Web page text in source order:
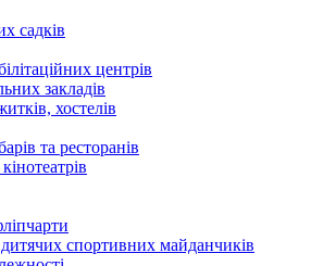
садків
центрів
закладів
хостелів
та ресторанів
спортивних майданчиків